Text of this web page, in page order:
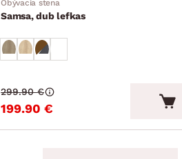
Obývacia stena
Samsa, dub lefkas
199.90 €
299.90 €